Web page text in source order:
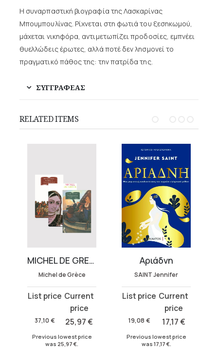
Η συναρπαστική βιογραφία της Λασκαρίνας
Μπουμπουλίνας. Ρίχνεται στη φωτιά του ξεσηκωμού,
μάχεται νικηφόρα, αντιμετωπίζει προδοσίες, εμπνέει
θυελλώδεις έρωτες, αλλά ποτέ δεν λησμονεί το
πραγματικό πάθος της: την πατρίδα της.
ΣΥΓΓΡΑΦΕΑΣ
RELATED ITEMS
MICHEL DE GRECE BUNDLE (3 volumes)
Michel de Grèce
37,10 €
Original
was:
25,97€
Current
is:
Previous lowest price
was 25,97 €
Αριάδνη
SAINT Jennifer
19,08 €
Original
was:
17,17€
Current
is:
Previous lowest price
was 17,17 €.